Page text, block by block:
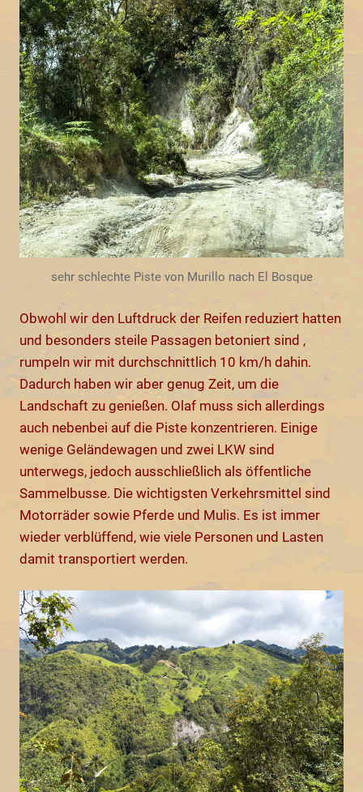
sehr schlechte Piste von Murillo nach El Bosque
Obwohl wir den Luftdruck der Reifen reduziert hatten
und besonders steile Passagen betoniert sind ,
rumpeln wir mit durchschnittlich 10 km/h dahin.
Dadurch haben wir aber genug Zeit, um die
Landschaft zu genießen. Olaf muss sich allerdings
auch nebenbei auf die Piste konzentrieren. Einige
wenige Geländewagen und zwei LKW sind
unterwegs, jedoch ausschließlich als öffentliche
Sammelbusse. Die wichtigsten Verkehrsmittel sind
Motorräder sowie Pferde und Mulis. Es ist immer
wieder verblüffend, wie viele Personen und Lasten
damit transportiert werden.